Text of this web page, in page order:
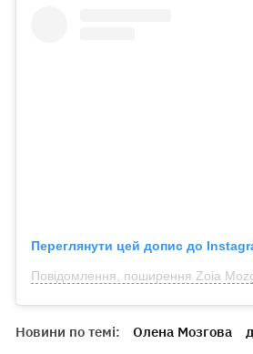
Переглянути цей допис до
Новини по темі: Олена Мозгова